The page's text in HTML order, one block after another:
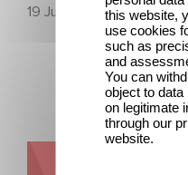
19 Juni 2026this website,
use cookies
such as
and
You can
object to
on legitimate
through our
website.